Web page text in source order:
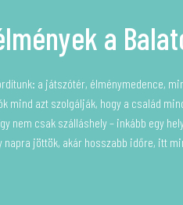
a
a játszótér, élménymedence,
mind azt szolgálják, hogy a család
nem csak szálláshely – inkább egy
napra jöttök, akár hosszabb időre, itt